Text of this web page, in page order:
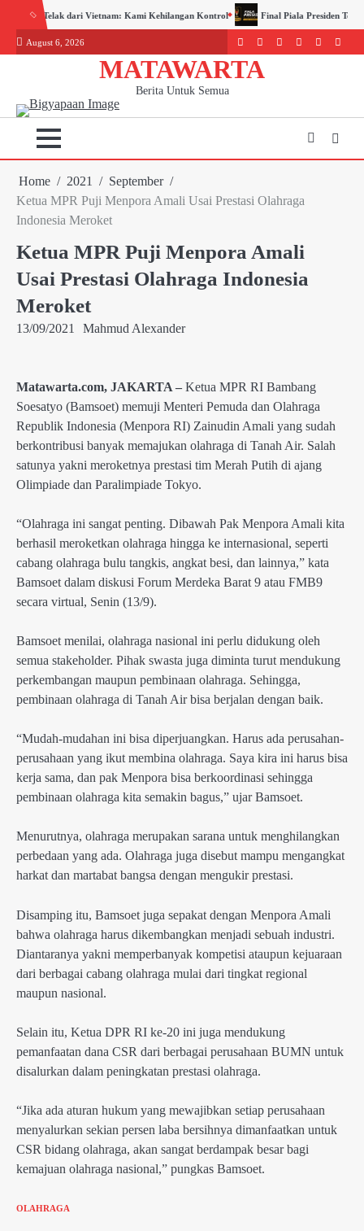
content
Kehilangan Kontrol Final Piala Presiden Tertutup, Panitia Kerahkan 1.284
August 6, 2026 Facebook
LinkedInInstagram
youtubeTwitter
MATAWARTA
Berita Untuk Semua
Home 2021
September
Ketua MPR Puji Menpora Amali Usai Prestasi Olahraga
Indonesia Meroket
Ketua MPR Puji Menpora Amali
Usai Prestasi Olahraga Indonesia
Meroket
13/09/2021 Mahmud Alexander
Matawarta.com, JAKARTA – Ketua MPR RI Bambang
Soesatyo (Bamsoet) memuji Menteri Pemuda dan Olahraga
Republik Indonesia (Menpora RI) Zainudin Amali yang sudah
berkontribusi banyak memajukan olahraga di Tanah Air. Salah
satunya yakni meroketnya prestasi tim Merah Putih di ajang
Olimpiade dan Paralimpiade Tokyo.
“Olahraga ini sangat penting. Dibawah Pak Menpora Amali kita
berhasil meroketkan olahraga hingga ke internasional, seperti
cabang olahraga bulu tangkis, angkat besi, dan lainnya,” kata
Bamsoet dalam diskusi Forum Merdeka Barat 9 atau FMB9
secara virtual, Senin (13/9).
Bamsoet menilai, olahraga nasional ini perlu didukung oleh
semua stakeholder. Pihak swasta juga diminta turut mendukung
perkembangan maupun pembinaan olahraga. Sehingga,
pembinaan olahraga di Tanah Air bisa berjalan dengan baik.
“Mudah-mudahan ini bisa diperjuangkan. Harus ada perusahan-
perusahaan yang ikut membina olahraga. Saya kira ini harus bisa
kerja sama, dan pak Menpora bisa berkoordinasi sehingga
pembinaan olahraga kita semakin bagus,” ujar Bamsoet.
Menurutnya, olahraga merupakan sarana untuk menghilangkan
perbedaan yang ada. Olahraga juga disebut mampu mengangkat
harkat dan martabat bangsa dengan mengukir prestasi.
Disamping itu, Bamsoet juga sepakat dengan Menpora Amali
bahwa olahraga harus dikembangkan menjadi sebuah industri.
Diantaranya yakni memperbanyak kompetisi ataupun kejuaraan
dari berbagai cabang olahraga mulai dari tingkat regional
maupun nasional.
Selain itu, Ketua DPR RI ke-20 ini juga mendukung
pemanfaatan dana CSR dari berbagai perusahaan BUMN untuk
disalurkan dalam peningkatan prestasi olahraga.
“Jika ada aturan hukum yang mewajibkan setiap perusahaan
menyalurkan sekian persen laba bersihnya dimanfaatkan untuk
CSR bidang olahraga, akan sangat berdampak besar bagi
kemajuan olahraga nasional,” pungkas Bamsoet.
OLAHRAGA